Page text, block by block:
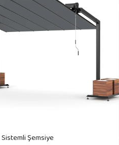
Şemsiye